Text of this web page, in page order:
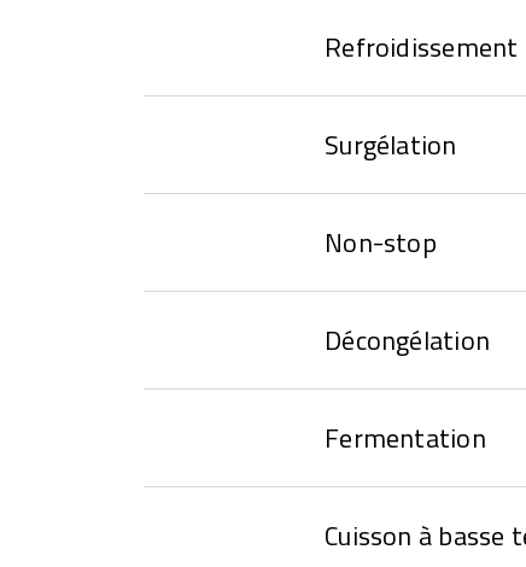
Refroidissement
Surgélation
Non-stop
Décongélation
Fermentation
Cuisson à basse